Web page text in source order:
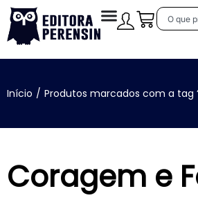
Início / Produtos marcados com a tag
Coragem e